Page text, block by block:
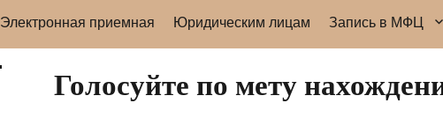
Электронная приемная Юридическим лицам Запись в МФЦ
Голосуйте по мету